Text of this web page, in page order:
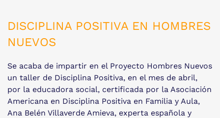
DISCIPLINA POSITIVA EN HOMBRES
NUEVOS
Se acaba de impartir en el Proyecto Hombres Nuevos
un taller de Disciplina Positiva, en el mes de abril,
por la educadora social, certificada por la Asociación
Americana en Disciplina Positiva en Familia y Aula,
Ana Belén Villaverde Amieva, experta española y